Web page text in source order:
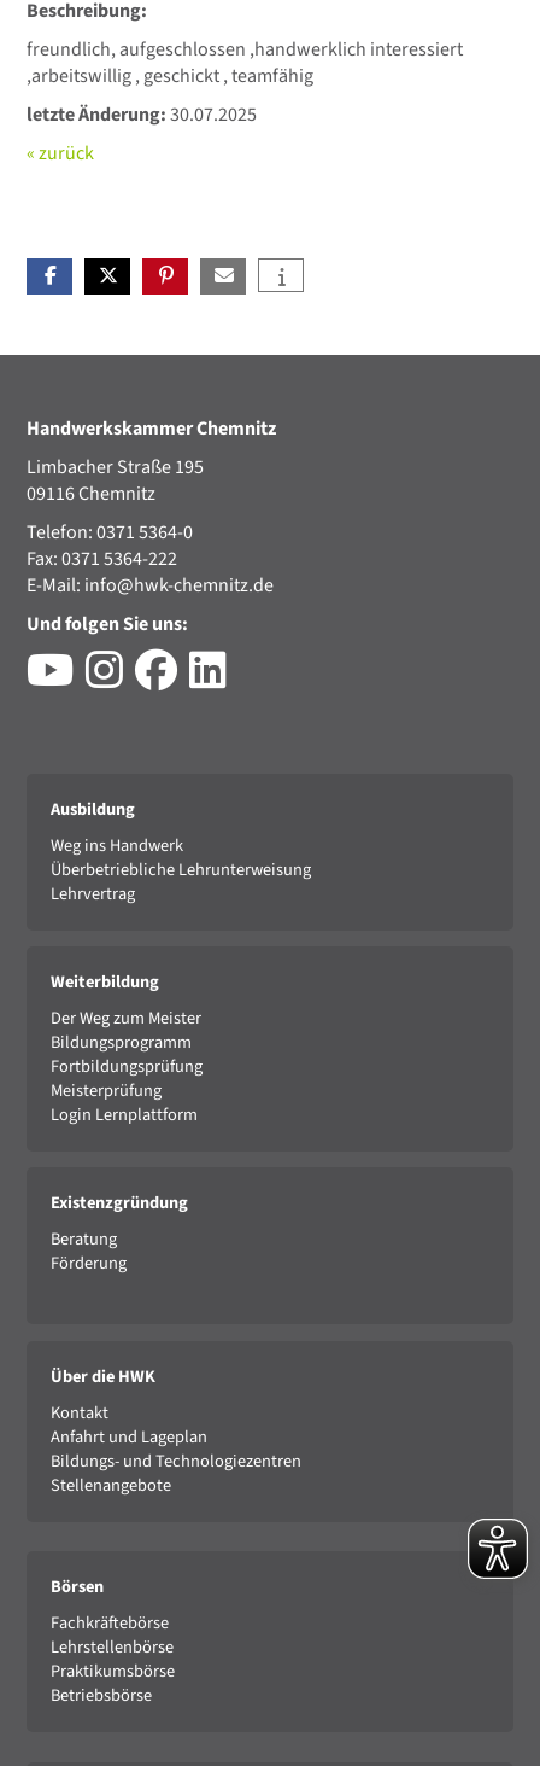
Beschreibung:
freundlich, aufgeschlossen ,handwerklich interessiert
,arbeitswillig , geschickt , teamfähig
letzte Änderung:30.07.2025
« zurück
Handwerkskammer Chemnitz
Limbacher Straße 195
09116 Chemnitz
Telefon: 0371 5364-0
Fax: 0371 5364-222
E-Mail: info@hwk-chemnitz.de
Und folgen Sie uns:
Ausbildung
Weg ins Handwerk
Überbetriebliche Lehrunterweisung
Lehrvertrag
Weiterbildung
Der Weg zum Meister
Bildungsprogramm
Fortbildungsprüfung
Meisterprüfung
Login Lernplattform
Existenzgründung
Beratung
Förderung
Über die HWK
Kontakt
Anfahrt und Lageplan
Bildungs- und Technologiezentren
Stellenangebote
Börsen
Fachkräftebörse
Lehrstellenbörse
Praktikumsbörse
Betriebsbörse